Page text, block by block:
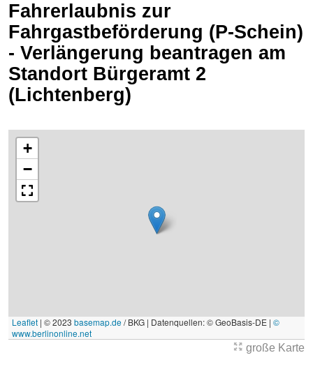
Fahrerlaubnis zur
Fahrgastbeförderung (P-Schein)
- Verlängerung beantragen am
Standort Bürgeramt 2
(Lichtenberg)
+
−
Leaflet | © 2023 basemap.de/ BKG | Datenquellen: © GeoBasis-DE | ©
www.berlinonline.net
große Karte